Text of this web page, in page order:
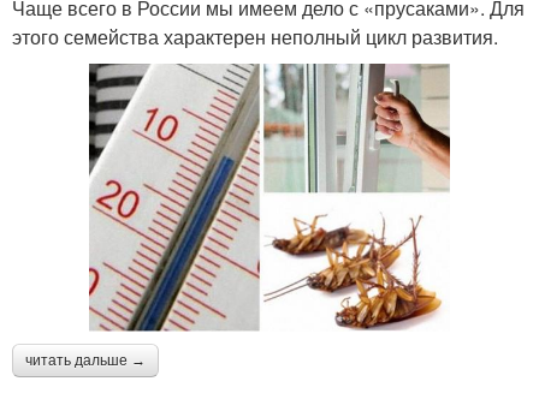
Чаще всего в России мы имеем дело с «прусаками». Для
этого семейства характерен неполный цикл развития.
читать дальше →